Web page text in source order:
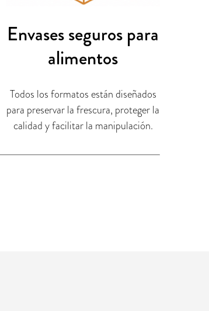
Envases seguros para
alimentos
Todos los formatos están diseñados
para preservar la frescura, proteger la
calidad y facilitar la manipulación.